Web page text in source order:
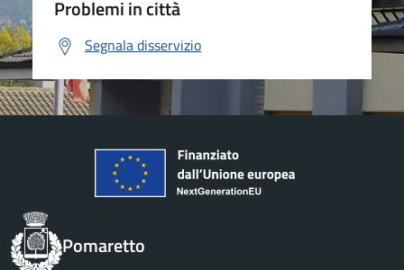
Problemi in città
Segnala disservizio
Pomaretto